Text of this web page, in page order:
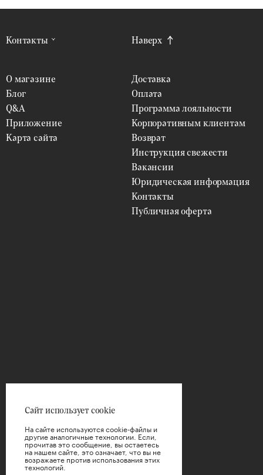
Контакты
О магазине
Блог
Q&A
Приложение
Карта сайта
Доставка
Оплата
Программа лояльности
Корпоративным клиентам
Возврат
Инструкция свежести
Вакансии
Юридическая информация
Контакты
Публичная оферта
Наверх
Сайт использует cookie
На сайте используются cookie-файлы и
другие аналогичные технологии. Если,
прочитав это сообщение, вы остаетесь
на нашем сайте, это означает, что вы не
возражаете против использования этих
технологий.